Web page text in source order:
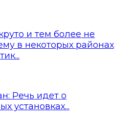
и тем более не
в некоторых районах
Речь идет о
установках...